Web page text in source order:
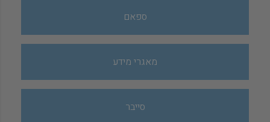
ספאם
מאגרי מידע
סייבר